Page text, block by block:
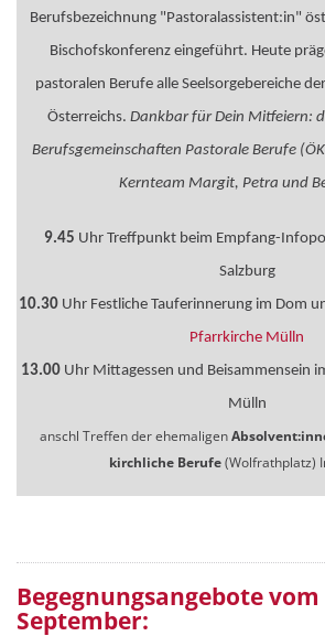
Berufsbezeichnung "Pastoralassistent:in"
Bischofskonferenz eingeführt. Heute
pastoralen Berufe alle Seelsorgebereiche
Österreichs. Dankbar für Dein Mitfeiern:
Berufsgemeinschaften Pastorale Berufe
Kernteam Margit, Petra und
9.45 Uhr Treffpunkt beim Empfang-
Salzburg
10.30 Uhr Festliche Tauferinnerung im Dom
Pfarrkirche Mülln
13.00 Uhr Mittagessen und Beisammensein
Mülln
anschl Treffen der ehemaligen
kirchliche Berufe(Wolfrathplatz)
Begegnungsangebote vom
September: